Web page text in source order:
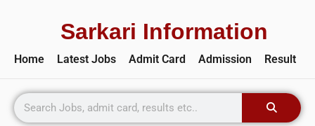
Sarkari Information
Home Latest Jobs Admit Card Admission Result